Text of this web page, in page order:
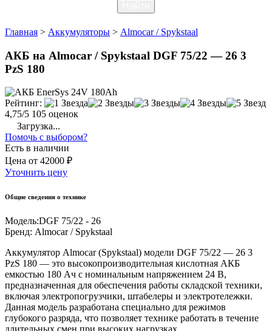
Главная > Аккумуляторы > Almocar / Spykstaal
АКБ на Almocar / Spykstaal DGF 75/22 — 26 3
PzS 180
Рейтинг:
4,75/5 105 оценок
Загрузка...
Помочь с выбором?
Есть в наличии
Цена от 42000 ₽
Уточнить цену
Общие сведения о технике
Модель:DGF 75/22 - 26
Бренд: Almocar / Spykstaal
Аккумулятор Almocar (Spykstaal) модели DGF 75/22 — 26 3
PzS 180 — это высокопроизводительная кислотная АКБ
емкостью 180 Ач с номинальным напряжением 24 В,
предназначенная для обеспечения работы складской техники,
включая электропогрузчики, штабелеры и электротележки.
Данная модель разработана специально для режимов
глубокого разряда, что позволяет технике работать в течение